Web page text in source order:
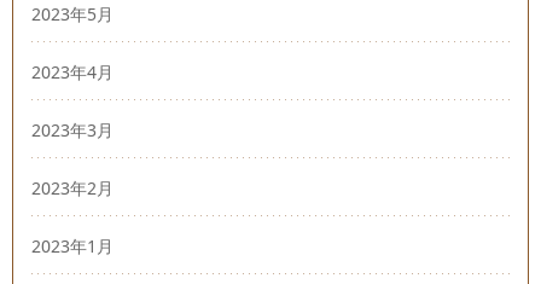
2023年5月
2023年4月
2023年3月
2023年2月
2023年1月